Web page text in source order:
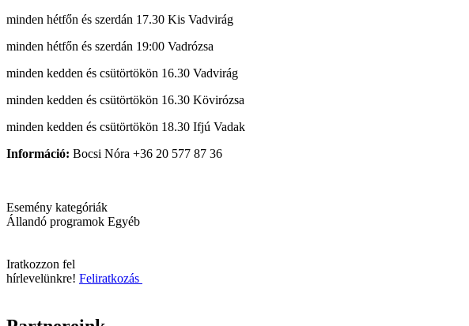
minden hétfőn és szerdán 17.30 Kis Vadvirág
minden hétfőn és szerdán 19:00 Vadrózsa
minden kedden és csütörtökön 16.30 Vadvirág
minden kedden és csütörtökön 16.30 Kövirózsa
minden kedden és csütörtökön 18.30 Ifjú Vadak
Információ: Bocsi Nóra +36 20 577 87 36
Esemény kategóriák
Állandó programok Egyéb
Iratkozzon fel
hírlevelünkre! Feliratkozás